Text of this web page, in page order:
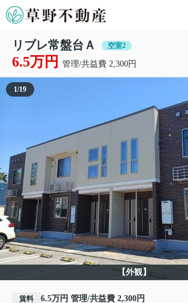
リブレ常盤台Ａ 空室2
6.5万円 管理/共益費 2,300円
【外観】
1/19
賃料 6.5万円 管理/共益費 2,300円